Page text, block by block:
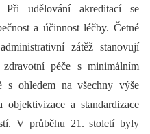
Při udělování akreditací se
a účinnost léčby. Četné
zátěž stanovují
péče s minimálním
s ohledem na všechny výše
objektivizace a standardizace
V průběhu 21. století byly